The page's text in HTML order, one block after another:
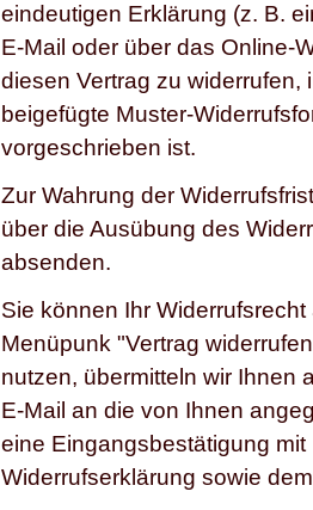
eindeutigen Erklärung (z. B.
E-Mail oder über das Online-
diesen Vertrag zu widerrufen,
beigefügte Muster-
vorgeschrieben ist.
Zur Wahrung der
über die Ausübung des
absenden.
Sie können Ihr
Menüpunk "Vertrag
nutzen, übermitteln wir Ihnen
E-Mail an die von Ihnen
eine Eingangsbestätigung
Widerrufserklärung sowie